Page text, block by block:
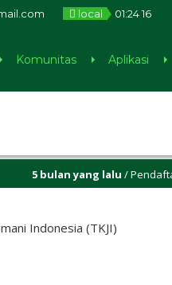
local 01:24 17
Komunitas Aplikasi
yang lalu/ Pendaftaran
Indonesia (TKJI)